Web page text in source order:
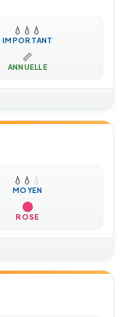
💧 💧 💧
IMPORTANT
📏
ANNUELLE
💧 💧 💧
MOYEN
ROSE